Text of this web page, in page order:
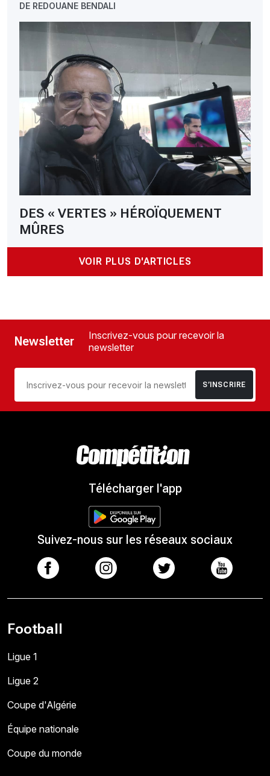
DE REDOUANE BENDALI
DES « VERTES » HÉROÏQUEMENT
MÛRES
VOIR PLUS D'ARTICLES
Newsletter
Inscrivez-vous pour recevoir la
newsletter
S’INSCRIRE
Télécharger l'app
Suivez-nous sur les réseaux sociaux
Football
Ligue 1
Ligue 2
Coupe d'Algérie
Équipe nationale
Coupe du monde